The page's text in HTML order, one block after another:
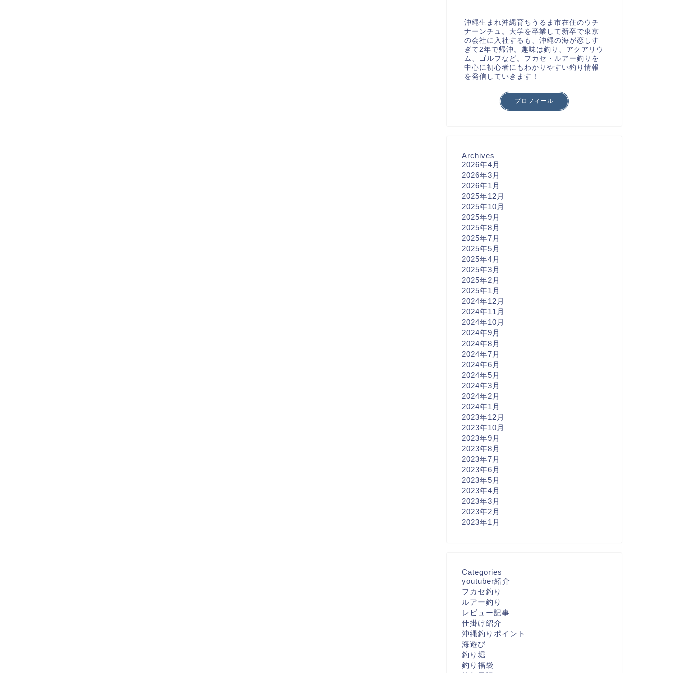
沖縄生まれ沖縄育ちうるま市在住のウチ
ナーンチュ。大学を卒業して新卒で東京
の会社に入社するも、沖縄の海が恋しす
ぎて2年で帰沖。趣味は釣り、アクアリウ
ム、ゴルフなど。フカセ・ルアー釣りを
中心に初心者にもわかりやすい釣り情報
を発信していきます！
プロフィール
Archives
2026年4月
2026年3月
2026年1月
2025年12月
2025年10月
2025年9月
2025年8月
2025年7月
2025年5月
2025年4月
2025年3月
2025年2月
2025年1月
2024年12月
2024年11月
2024年10月
2024年9月
2024年8月
2024年7月
2024年6月
2024年5月
2024年3月
2024年2月
2024年1月
2023年12月
2023年10月
2023年9月
2023年8月
2023年7月
2023年6月
2023年5月
2023年4月
2023年3月
2023年2月
2023年1月
Categories
youtuber紹介
フカセ釣り
ルアー釣り
レビュー記事
仕掛け紹介
沖縄釣りポイント
海遊び
釣り堀
釣り福袋